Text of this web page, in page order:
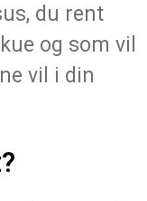
du rent
og som vil
vil i din